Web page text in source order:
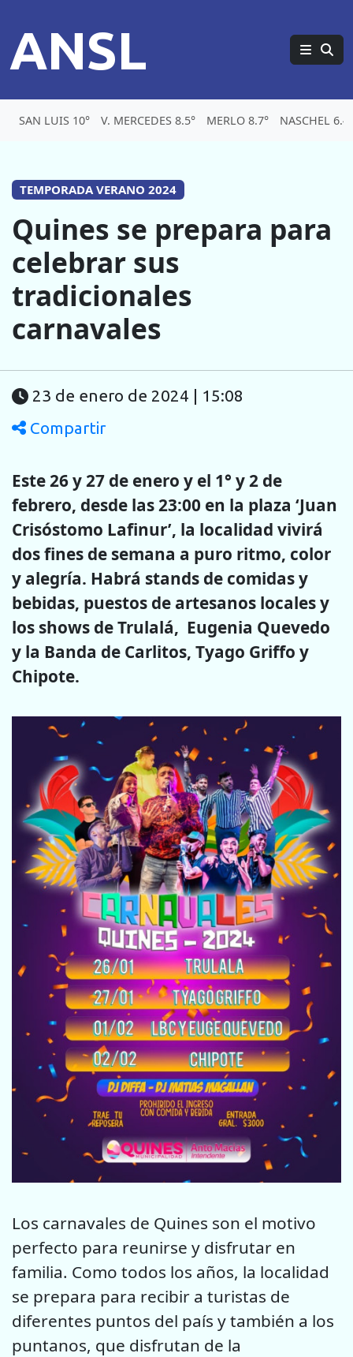
ANSL
SAN LUIS 10° V. MERCEDES 8.5° MERLO 8.7° NASCHEL 6.4°
TEMPORADA VERANO 2024
Quines se prepara para
celebrar sus
tradicionales
carnavales
23 de enero de 2024 | 15:08
Compartir
Este 26 y 27 de enero y el 1° y 2 de
febrero, desde las 23:00 en la plaza ‘Juan
Crisóstomo Lafinur’, la localidad vivirá
dos fines de semana a puro ritmo, color
y alegría. Habrá stands de comidas y
bebidas, puestos de artesanos locales y
los shows de Trulalá, Eugenia Quevedo
y la Banda de Carlitos, Tyago Griffo y
Chipote.
Los carnavales de Quines son el motivo
perfecto para reunirse y disfrutar en
familia. Como todos los años, la localidad
se prepara para recibir a turistas de
diferentes puntos del país y también a los
puntanos, que disfrutan de la